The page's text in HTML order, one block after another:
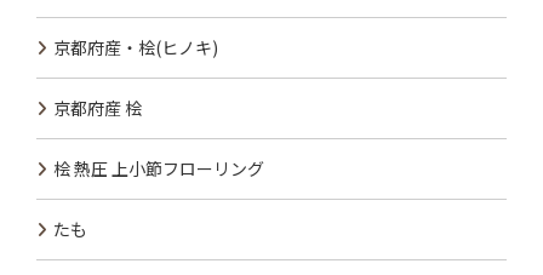
京都府産・桧(ヒノキ)
京都府産 桧
桧 熱圧 上小節フローリング
たも